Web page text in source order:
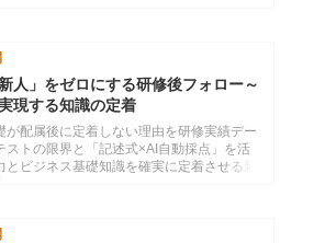
人」をゼロにする研修後フォロー～
現する知識の定着
が配属後に定着しない理由を研修実績デー
ストの限界と「記述式×AI自動採点」を活
ビジネス基礎知識を確実に定着させる新